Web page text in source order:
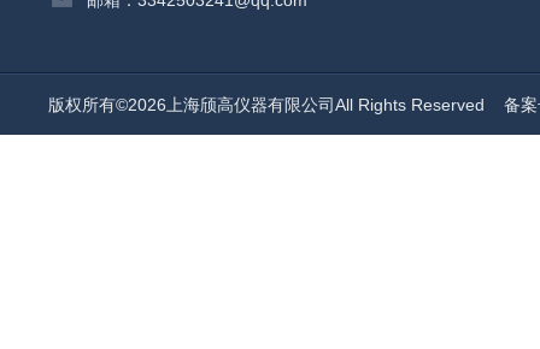
版权所有©2026上海颀高仪器有限公司All Rights Reserved 备